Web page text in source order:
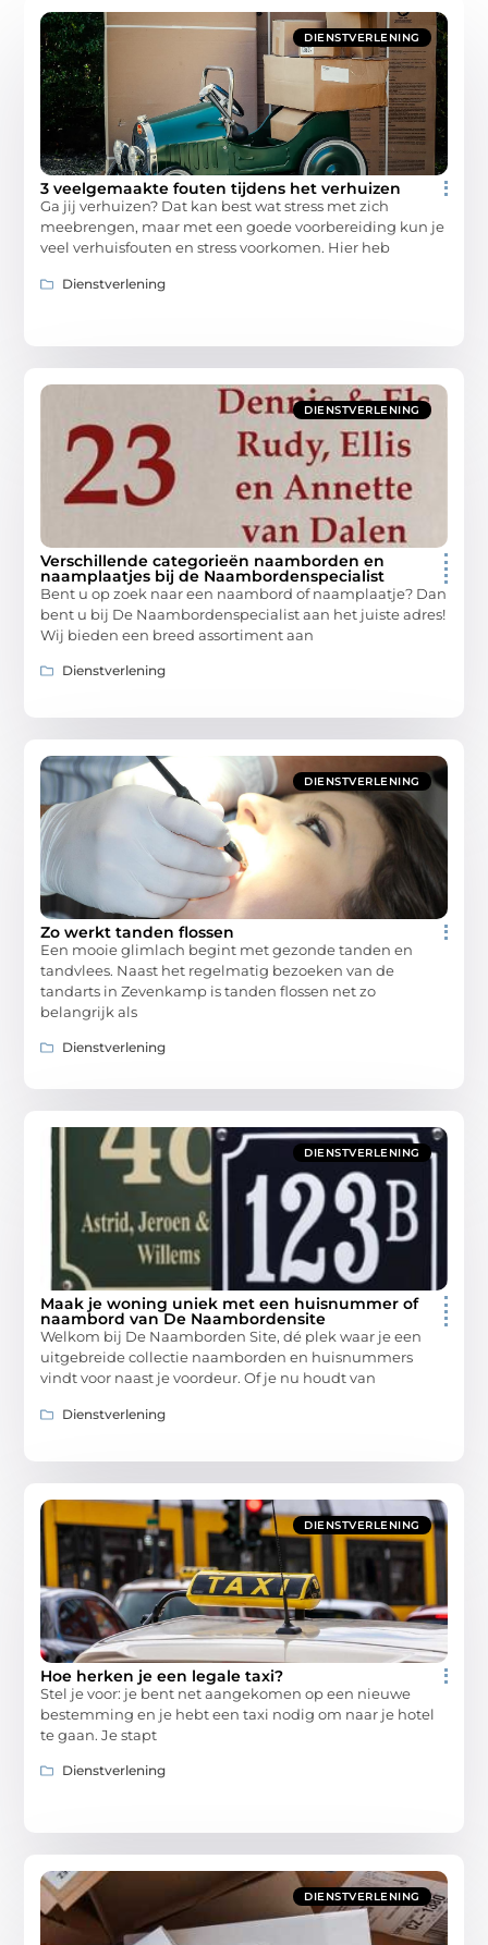
DIENSTVERLENING
3 veelgemaakte fouten tijdens het verhuizen
Ga jij verhuizen? Dat kan best wat stress met zich
meebrengen, maar met een goede voorbereiding kun je
veel verhuisfouten en stress voorkomen. Hier heb
Dienstverlening
DIENSTVERLENING
Verschillende categorieën naamborden en
naamplaatjes bij de Naambordenspecialist
Bent u op zoek naar een naambord of naamplaatje? Dan
bent u bij De Naambordenspecialist aan het juiste adres!
Wij bieden een breed assortiment aan
Dienstverlening
DIENSTVERLENING
Zo werkt tanden flossen
Een mooie glimlach begint met gezonde tanden en
tandvlees. Naast het regelmatig bezoeken van de
tandarts in Zevenkamp is tanden flossen net zo
belangrijk als
Dienstverlening
DIENSTVERLENING
Maak je woning uniek met een huisnummer of
naambord van De Naambordensite
Welkom bij De Naamborden Site, dé plek waar je een
uitgebreide collectie naamborden en huisnummers
vindt voor naast je voordeur. Of je nu houdt van
Dienstverlening
DIENSTVERLENING
Hoe herken je een legale taxi?
Stel je voor: je bent net aangekomen op een nieuwe
bestemming en je hebt een taxi nodig om naar je hotel
te gaan. Je stapt
Dienstverlening
DIENSTVERLENING